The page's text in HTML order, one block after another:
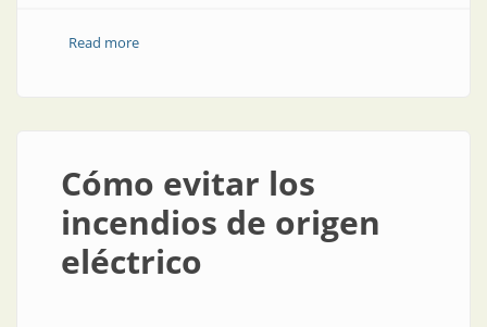
Read moreabout Capacitación para instaladores
Cómo evitar los
incendios de origen
eléctrico